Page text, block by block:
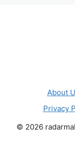
About
Privacy
© 2026